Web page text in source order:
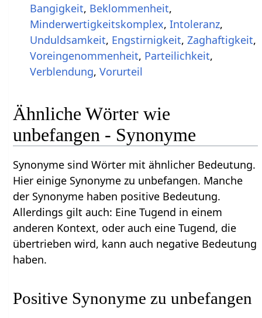
Bangigkeit, Beklommenheit,
Minderwertigkeitskomplex, Intoleranz,
Unduldsamkeit, Engstirnigkeit, Zaghaftigkeit,
Voreingenommenheit, Parteilichkeit,
Verblendung, Vorurteil
Ähnliche Wörter wie
unbefangen - Synonyme
Synonyme sind Wörter mit ähnlicher Bedeutung.
Hier einige Synonyme zu unbefangen. Manche
der Synonyme haben positive Bedeutung.
Allerdings gilt auch: Eine Tugend in einem
anderen Kontext, oder auch eine Tugend, die
übertrieben wird, kann auch negative Bedeutung
haben.
Positive Synonyme zu unbefangen